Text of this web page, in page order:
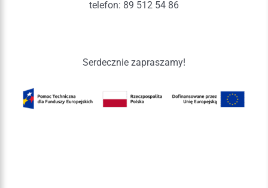
telefon: 89 512 54 86
Serdecznie zapraszamy!